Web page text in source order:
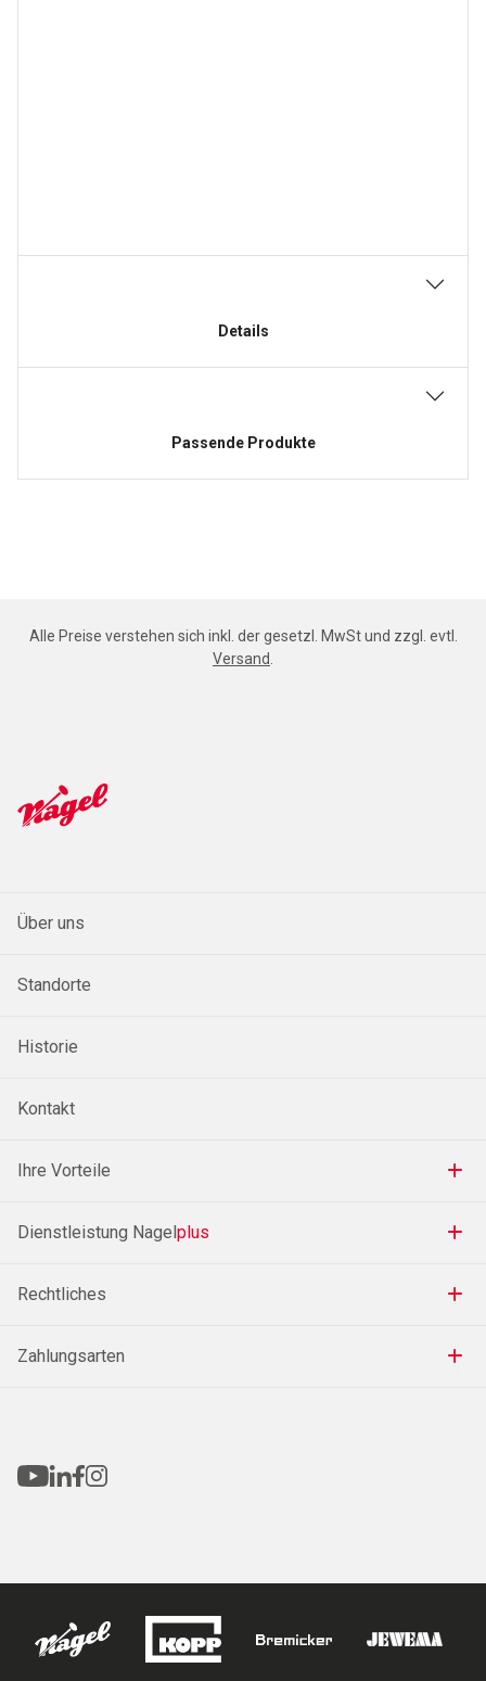
Details
Passende Produkte
Alle Preise verstehen sich inkl. der gesetzl. MwSt und zzgl. evtl.
Versand
Über uns
Standorte
Historie
Kontakt
Ihre Vorteile
Dienstleistung Nagelplus
Rechtliches
Zahlungsarten